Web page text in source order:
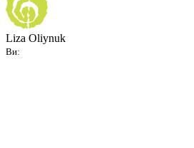
Liza Oliynuk
Ви: